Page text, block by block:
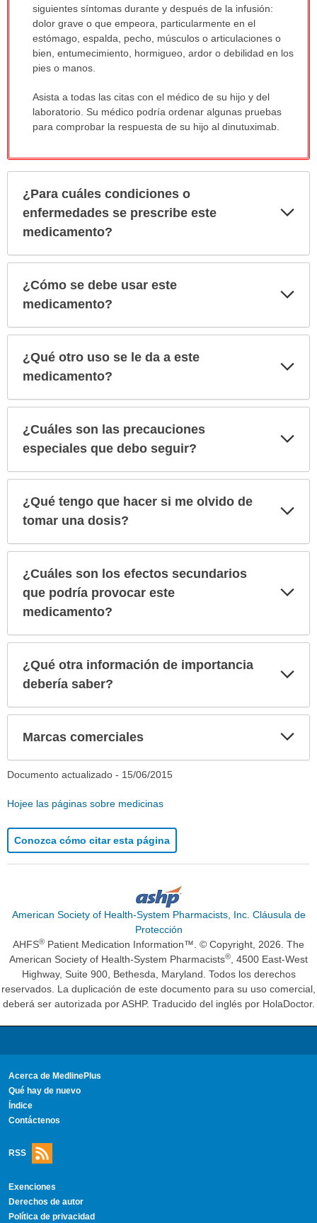
siguientes síntomas durante y después de la infusión:
dolor grave o que empeora, particularmente en el
estómago, espalda, pecho, músculos o articulaciones o
bien, entumecimiento, hormigueo, ardor o debilidad en los
pies o manos.
Asista a todas las citas con el médico de su hijo y del
laboratorio. Su médico podría ordenar algunas pruebas
para comprobar la respuesta de su hijo al dinutuximab.
¿Para cuáles condiciones o
enfermedades se prescribe este
medicamento?
¿Cómo se debe usar este
medicamento?
¿Qué otro uso se le da a este
medicamento?
¿Cuáles son las precauciones
especiales que debo seguir?
¿Qué tengo que hacer si me olvido de
tomar una dosis?
¿Cuáles son los efectos secundarios
que podría provocar este
medicamento?
¿Qué otra información de importancia
debería saber?
Marcas comerciales
Documento actualizado - 15/06/2015
Hojee las páginas sobre medicinas
Conozca cómo citar esta página
American Society of Health-System Pharmacists, Inc. Cláusula de
Protección
AHFS® Patient Medication Information™. © Copyright, 2026. The
American Society of Health-System Pharmacists®, 4500 East-West
Highway, Suite 900, Bethesda, Maryland. Todos los derechos
reservados. La duplicación de este documento para su uso comercial,
deberá ser autorizada por ASHP. Traducido del inglés por HolaDoctor.
Acerca de MedlinePlus
Qué hay de nuevo
Índice
Contáctenos
RSS
Exenciones
Derechos de autor
Política de privacidad